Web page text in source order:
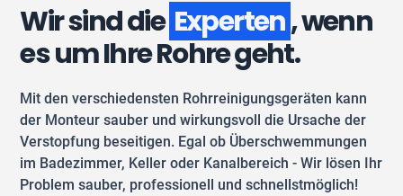
Wir sind die Experten, wenn
es um Ihre Rohre geht.
Mit den verschiedensten Rohrreinigungsgeräten kann
der Monteur sauber und wirkungsvoll die Ursache der
Verstopfung beseitigen. Egal ob Überschwemmungen
im Badezimmer, Keller oder Kanalbereich - Wir lösen Ihr
Problem sauber, professionell und schnellstmöglich!